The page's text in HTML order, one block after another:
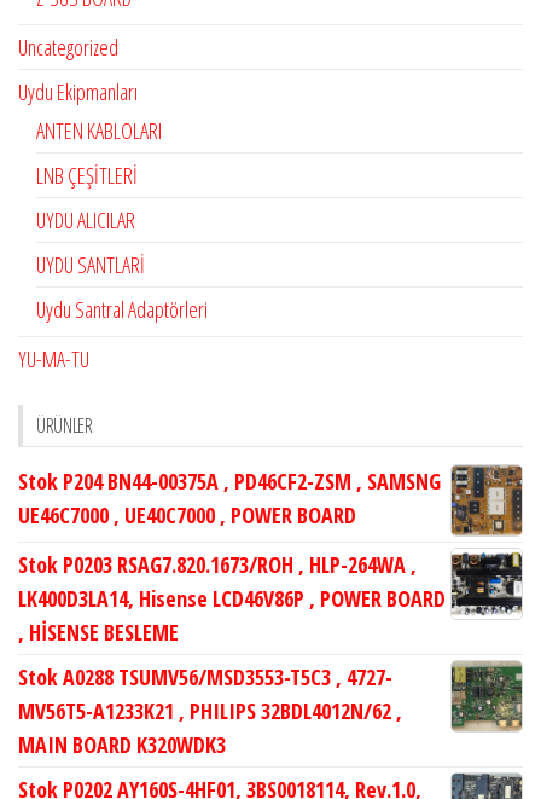
Uncategorized
Uydu Ekipmanları
ANTEN KABLOLARI
LNB ÇEŞİTLERİ
UYDU ALICILAR
UYDU SANTLARİ
Uydu Santral Adaptörleri
YU-MA-TU
ÜRÜNLER
Stok P204 BN44-00375A , PD46CF2-ZSM , SAMSNG
UE46C7000 , UE40C7000 , POWER BOARD
Stok P0203 RSAG7.820.1673/ROH , HLP-264WA ,
LK400D3LA14, Hisense LCD46V86P , POWER BOARD
, HİSENSE BESLEME
Stok A0288 TSUMV56/MSD3553-T5C3 , 4727-
MV56T5-A1233K21 , PHILIPS 32BDL4012N/62 ,
MAIN BOARD K320WDK3
Stok P0202 AY160S-4HF01, 3BS0018114, Rev.1.0,